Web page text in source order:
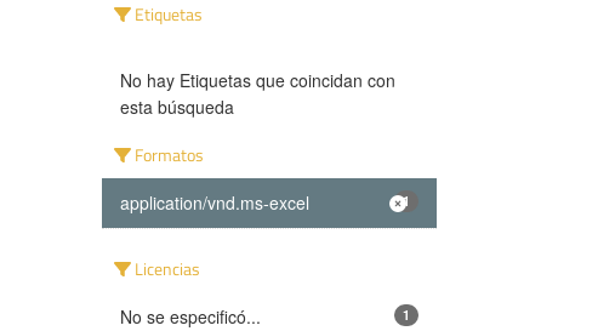
Etiquetas
No hay Etiquetas que coincidan con
esta búsqueda
Formatos
application/vnd.ms-excel 1
Licencias
No se especificó... 1